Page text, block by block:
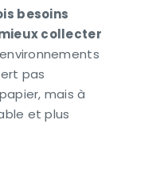
besoins
collecter
pas
mais à
et plus